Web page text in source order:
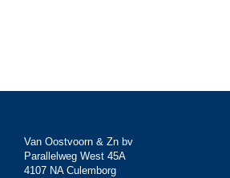
Van Oostvoorn & Zn bv
Parallelweg West 45A
4107 NA Culemborg